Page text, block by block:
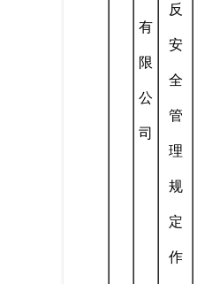
有
限
公
司
反
安
全
管
理
规
定
作